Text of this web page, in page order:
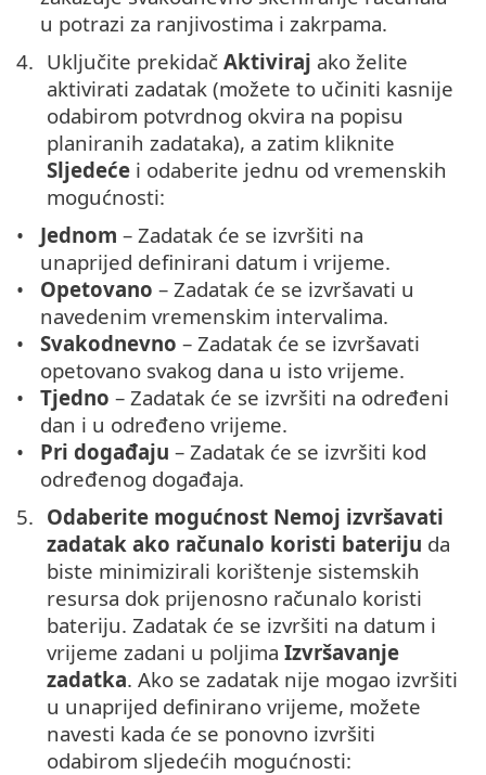
u potrazi za ranjivostima i zakrpama.
Uključite prekidač Aktiviraj ako želite
aktivirati zadatak (možete to učiniti kasnije
odabirom potvrdnog okvira na popisu
planiranih zadataka), a zatim kliknite
Sljedeće i odaberite jednu od vremenskih
mogućnosti:
Jednom – Zadatak će se izvršiti na
unaprijed definirani datum i vrijeme.
Opetovano – Zadatak će se izvršavati u
navedenim vremenskim intervalima.
Svakodnevno – Zadatak će se izvršavati
opetovano svakog dana u isto vrijeme.
Tjedno – Zadatak će se izvršiti na određeni
dan i u određeno vrijeme.
Pri događaju – Zadatak će se izvršiti kod
određenog događaja.
Odaberite mogućnost Nemoj izvršavati
zadatak ako računalo koristi bateriju da
biste minimizirali korištenje sistemskih
resursa dok prijenosno računalo koristi
bateriju. Zadatak će se izvršiti na datum i
vrijeme zadani u poljima Izvršavanje
zadatka. Ako se zadatak nije mogao izvršiti
u unaprijed definirano vrijeme, možete
navesti kada će se ponovno izvršiti
odabirom sljedećih mogućnosti: